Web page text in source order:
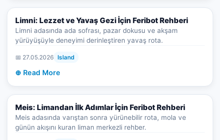
Limni: Lezzet ve Yavaş Gezi İçin Feribot Rehberi
Limni adasında ada sofrası, pazar dokusu ve akşam
yürüyüşüyle deneyimi derinleştiren yavaş rota.
📅 27.05.2026 Island
⊕ Read More
Meis: Limandan İlk Adımlar İçin Feribot Rehberi
Meis adasında varıştan sonra yürünebilir rota, mola ve
günün akışını kuran liman merkezli rehber.